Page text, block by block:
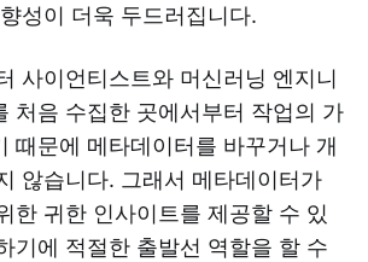
성이 더욱 두드러집니다.
사이언티스트와 머신러닝 엔지니
처음 수집한 곳에서부터 작업의 가
때문에 메타데이터를 바꾸거나 개
않습니다. 그래서 메타데이터가
한 귀한 인사이트를 제공할 수 있
기에 적절한 출발선 역할을 할 수